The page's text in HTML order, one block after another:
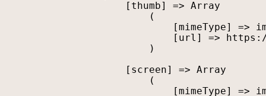
                    [thumb] => Array
                        (
[mimeType] =>
[url] =>
                        )
                    [screen] => Array
                        (
[mimeType] =>